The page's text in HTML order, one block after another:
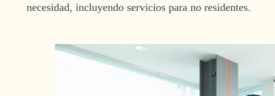
necesidad, incluyendo servicios para no residentes.